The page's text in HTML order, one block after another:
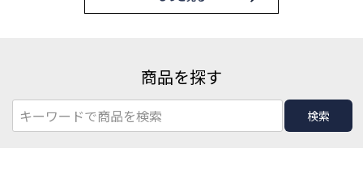
商品を探す
検索